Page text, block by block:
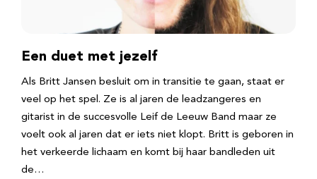
Een duet met jezelf
Als Britt Jansen besluit om in transitie te gaan, staat er
veel op het spel. Ze is al jaren de leadzangeres en
gitarist in de succesvolle Leif de Leeuw Band maar ze
voelt ook al jaren dat er iets niet klopt. Britt is geboren in
het verkeerde lichaam en komt bij haar bandleden uit
de…